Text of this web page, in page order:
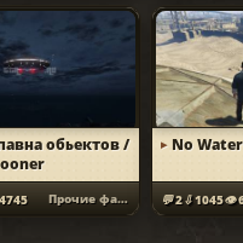
обьектов /
4745 Прочие файлы
No
2 1045